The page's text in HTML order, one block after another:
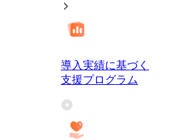
導入実績に基づく
支援プログラム